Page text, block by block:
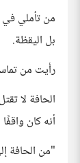
من تأملي
بل اليقظة.
رأيت من
الحافة لا
أنه كان واقفًا
"من الحافة